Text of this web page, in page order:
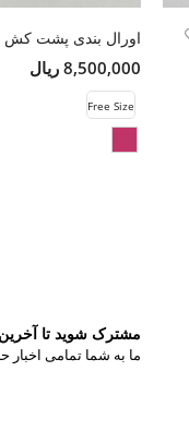
اورال بندی پشت کش
8,500,000 ریال
Free Size
مشترک شوید تا آخرین
ما به شما تمامی اخبار